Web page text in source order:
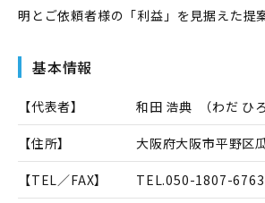
明とご依頼者様の「利益」を見据えた提
基本情報
【代表者】 和田 浩典 （わだ ひ
【住所】 大阪府大阪市平野区
【TEL／FAX】 TEL.050-1807-6763